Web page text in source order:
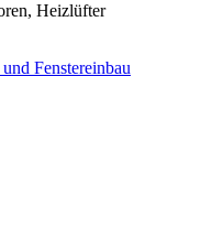
Heizlüfter
Fenstereinbau